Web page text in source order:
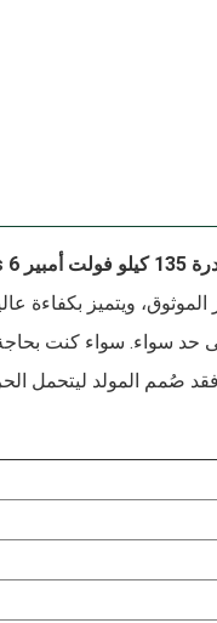
ويتميز بكفاءة
حد سواء. سواء كنت